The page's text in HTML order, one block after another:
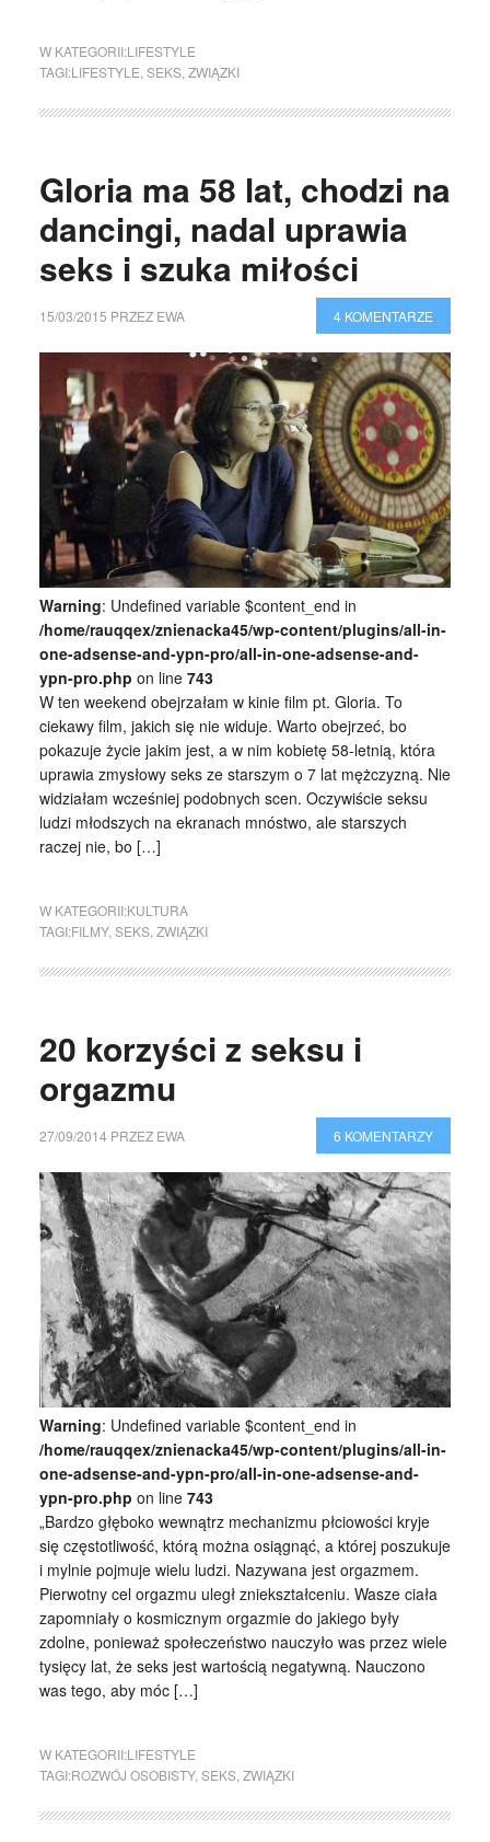
W KATEGORII:LIFESTYLE
TAGI:LIFESTYLE SEKS, ZWIĄZKI
Gloria ma 58 lat, chodzi na
dancingi, nadal uprawia
seks i szuka miłości
15/03/2015 PRZEZ EWA 4 KOMENTARZE
Warning: Undefined variable $content_end in
/home/rauqqex/znienacka45/wp-content/plugins/all-in-
one-adsense-and-ypn-pro/all-in-one-adsense-and-
ypn-pro.php on line 743
W ten weekend obejrzałam w kinie film pt. Gloria. To
ciekawy film, jakich się nie widuje. Warto obejrzeć, bo
pokazuje życie jakim jest, a w nim kobietę 58-letnią, która
uprawia zmysłowy seks ze starszym o 7 lat mężczyzną. Nie
widziałam wcześniej podobnych scen. Oczywiście seksu
ludzi młodszych na ekranach mnóstwo, ale starszych
raczej nie, bo […]
W KATEGORII:KULTURA
TAGI:FILMY, SEKS, ZWIĄZKI
20 korzyści z seksu i
orgazmu
27/09/2014 PRZEZ EWA 6 KOMENTARZY
Warning: Undefined variable $content_end in
/home/rauqqex/znienacka45/wp-content/plugins/all-in-
one-adsense-and-ypn-pro/all-in-one-adsense-and-
ypn-pro.php on line 743
„Bardzo głęboko wewnątrz mechanizmu płciowości kryje
się częstotliwość, którą można osiągnąć, a której poszukuje
i mylnie pojmuje wielu ludzi. Nazywana jest orgazmem.
Pierwotny cel orgazmu uległ zniekształceniu. Wasze ciała
zapomniały o kosmicznym orgazmie do jakiego były
zdolne, ponieważ społeczeństwo nauczyło was przez wiele
tysięcy lat, że seks jest wartością negatywną. Nauczono
was tego, aby móc […]
W KATEGORII:LIFESTYLE
TAGI:ROZWÓJ OSOBISTY, SEKS, ZWIĄZKI